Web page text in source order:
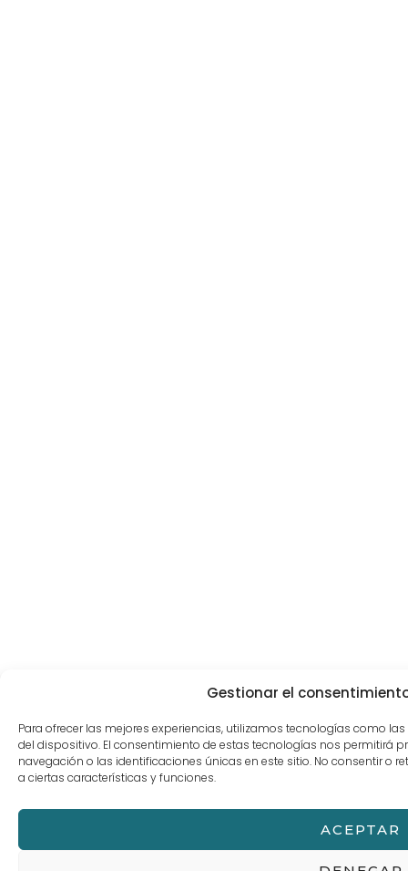
Gestionar el
Para ofrecer las mejores experiencias, utilizamos tecnologías como
del dispositivo. El consentimiento de estas tecnologías nos permitirá
navegación o las identificaciones únicas en este sitio. No consentir o
a ciertas características y funciones.
ACEPTAR